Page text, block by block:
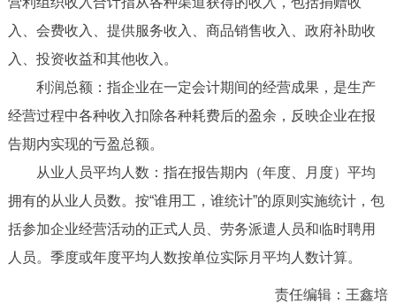
入、会费收入、提供服务收入、商品销售收入、政府补助收
入、投资收益和其他收入。
利润总额：指企业在一定会计期间的经营成果，是生产
经营过程中各种收入扣除各种耗费后的盈余，反映企业在报
告期内实现的亏盈总额。
从业人员平均人数：指在报告期内（年度、月度）平均
拥有的从业人员数。按“谁用工，谁统计”的原则实施统计，包
括参加企业经营活动的正式人员、劳务派遣人员和临时聘用
人员。季度或年度平均人数按单位实际月平均人数计算。
责任编辑：王鑫培